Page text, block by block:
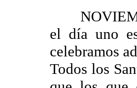
el día uno
celebramos
Todos los